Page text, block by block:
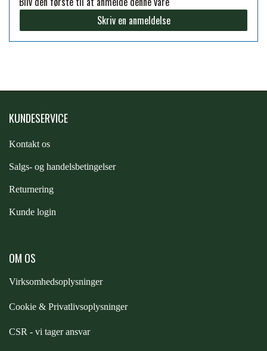
PREMIER EQUINE BENBESKYTTELSE
PREMIER EQUINE KØLETERAPI
PREMIER EQUINE GROOMING & STALD
KÄLLQUIST EQUESTIAN
MUSTAD
PREMIER EQUINE
Skriv en anmeldelse
KUNDESERVICE
Kontakt os
Salgs- og handelsbetingelser
Returnering
Kunde login
OM OS
Virksomhedsoplysninger
Cookie & Privatlivsoplysninger
CSR - vi tager ansvar